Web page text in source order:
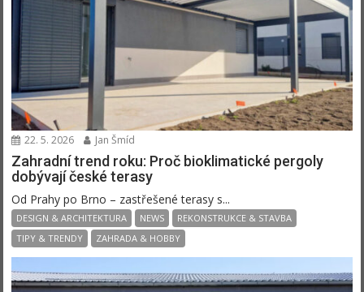
22. 5. 2026 Jan Šmíd
Zahradní trend roku: Proč bioklimatické pergoly
dobývají české terasy
Od Prahy po Brno – zastřešené terasy s...
DESIGN & ARCHITEKTURA NEWS
REKONSTRUKCE & STAVBA
TIPY & TRENDY
ZAHRADA & HOBBY